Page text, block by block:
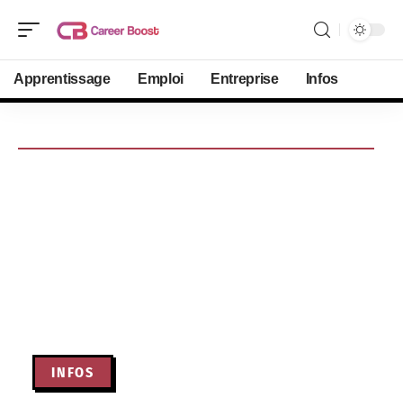
Apprentissage Emploi Entreprise Infos
INFOS